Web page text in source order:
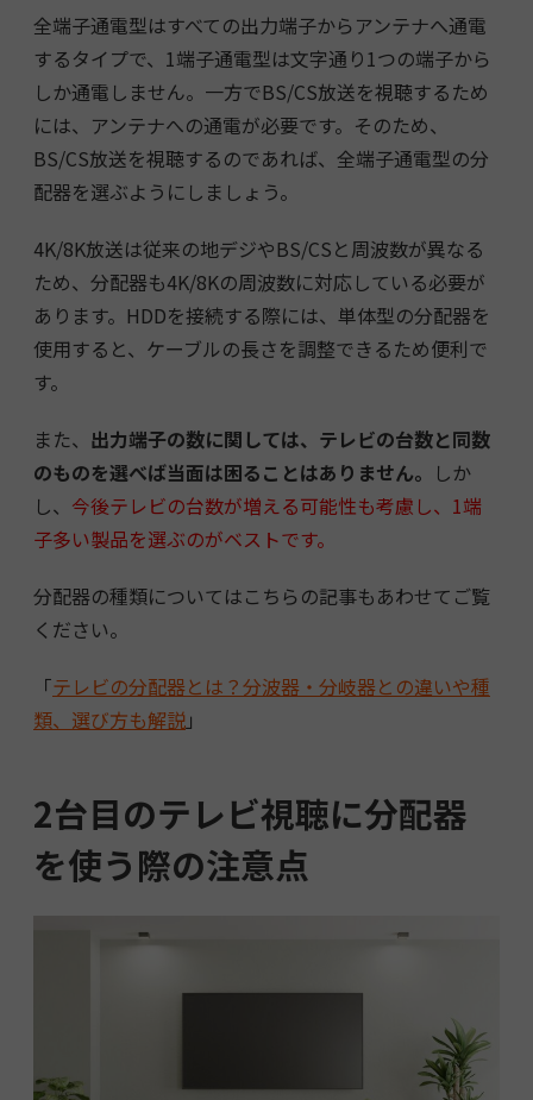
全端子通電型はすべての出力端子からアンテナへ通電
するタイプで、1端子通電型は文字通り1つの端子から
しか通電しません。一方でBS/CS放送を視聴するため
には、アンテナへの通電が必要です。そのため、
BS/CS放送を視聴するのであれば、全端子通電型の分
配器を選ぶようにしましょう。
4K/8K放送は従来の地デジやBS/CSと周波数が異なる
ため、分配器も4K/8Kの周波数に対応している必要が
あります。HDDを接続する際には、単体型の分配器を
使用すると、ケーブルの長さを調整できるため便利で
す。
また、 出力端子の数に関しては、テレビの台数と同数
のものを選べば当面は困ることはありません。 しか
し、 今後テレビの台数が増える可能性も考慮し、1端
子多い製品を選ぶのがベストです。
分配器の種類についてはこちらの記事もあわせてご覧
ください。
「テレビの分配器とは？分波器・分岐器との違いや種
類、選び方も解説」
2台目のテレビ視聴に分配器
を使う際の注意点